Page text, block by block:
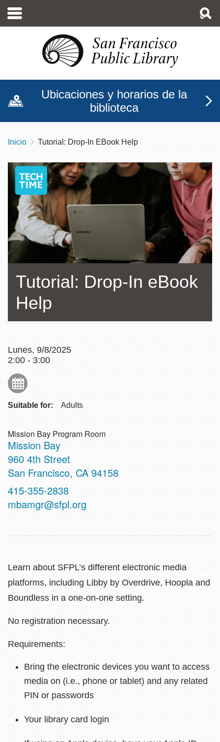
contenido
Ubicaciones y horarios de la
biblioteca
Sobrescribir
enlaces
de
ayuda
la
navegación
Inicio Tutorial: Drop-In EBook Help
Tutorial: Drop-In eBook
Help
Lunes, 9/8/2025
2:00 - 3:00
Suitable for: Adults
Mission Bay Program Room
Mission Bay
Address
960 4th Street
San Francisco, CA 94158
Contact
Telephone
415-355-2838
mbamgr@sfpl.org
Learn about SFPL’s different electronic media
platforms, including Libby by Overdrive, Hoopla and
Boundless in a one-on-one setting.
No registration necessary.
Requirements:
Bring the electronic devices you want to access
media on (i.e., phone or tablet) and any related
PIN or passwords
Your library card login